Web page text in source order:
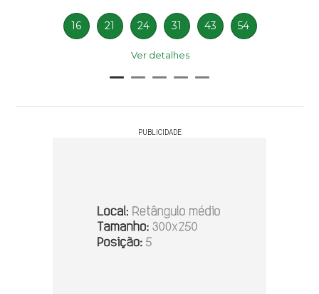
16 21 24 31 43 54
Ver detalhes
PUBLICIDADE